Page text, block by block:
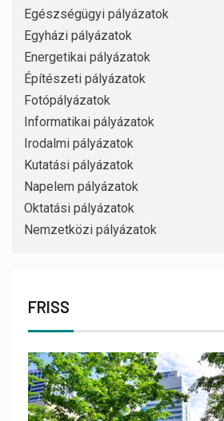
Egészségügyi pályázatok
Egyházi pályázatok
Energetikai pályázatok
Építészeti pályázatok
Fotópályázatok
Informatikai pályázatok
Irodalmi pályázatok
Kutatási pályázatok
Napelem pályázatok
Oktatási pályázatok
Nemzetközi pályázatok
FRISS